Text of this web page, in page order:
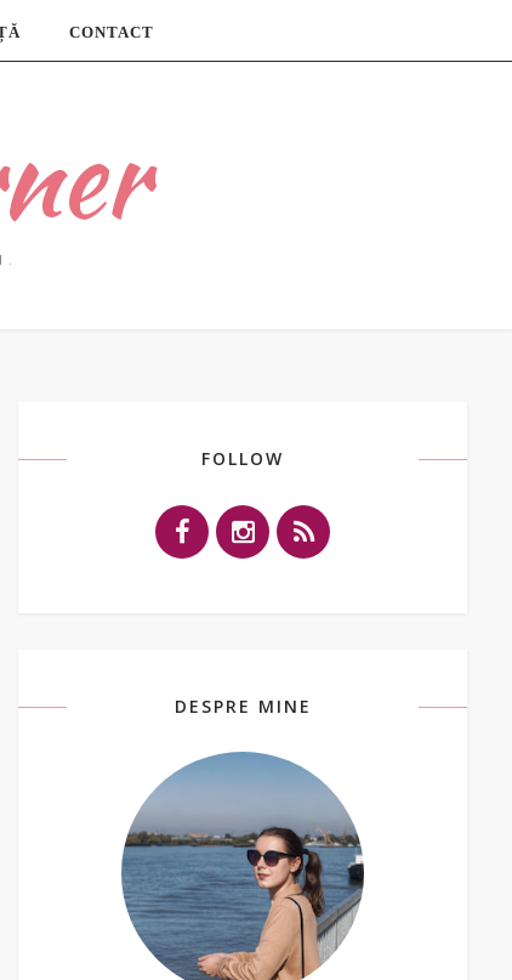
CONTACT
FOLLOW
DESPRE MINE